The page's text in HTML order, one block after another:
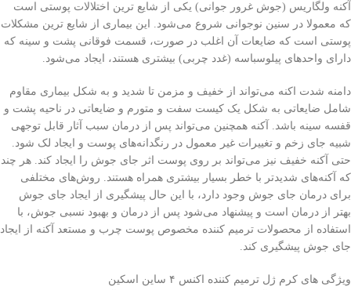
آکنه ولگاریس (جوش غرور جوانی) یکی از شایع ترین اختلالات پوستی است
که معمولا در سنین نوجوانی شروع می‌شود. این بیماری از شایع ترین مشکلات
پوستی است که ضایعات آن اغلب در صورت، قسمت فوقانی پشت و سینه که
دارای واحدهای پیلوسباسه (غدد چربی) بیشتری هستند، ایجاد می‌شود.
دامنه شدت اکنه می‌تواند از خفیف و مزمن تا شدید و به شکل بیماری مقاوم
شامل ضایعاتی به شکل یک کیست سفت و متورم و ضایعاتی در ناحیه پشت و
قفسه سینه باشد. آکنه همچنین می‌تواند پس از درمان سبب آثار قابل توجهی
شبیه جای زخم و تغییرات غیر معمول در رنگدانه‌های پوست و ایجاد لک شود.
حتی آکنه خفیف نیز می‌تواند بر روی پوست اثر جای جوش را ایجاد کند. هر چند
که آکنه‌های شدیدتر با خطر بسیار بیشتری همراه هستند. روش‌های مختلفی
برای درمان جای جوش وجود دارد، با این حال پیشگیری از ایجاد جای جوش
بهتر از درمان است و پیشنهاد می‌شود پس از درمان و بهبود نسبی جوش، با
استفاده از محصولات ترمیم کننده مخصوص پوست چرب و مستعد آکنه از ایجاد
جای جوش پیشگیری کند.
ویژگی های کرم ژل ترمیم کننده اکنس ۴ ساین اسکین